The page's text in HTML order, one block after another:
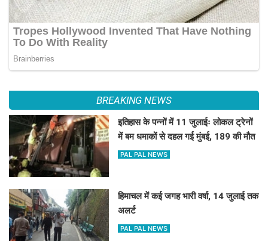
BREAKING NEWS
इतिहास के पन्नों में 11 जुलाईः लोकल ट्रेनों
में बम धमाकों से दहल गई मुंबई, 189 की मौत
PAL PAL NEWS
हिमाचल में कई जगह भारी वर्षा, 14 जुलाई तक
अलर्ट
PAL PAL NEWS